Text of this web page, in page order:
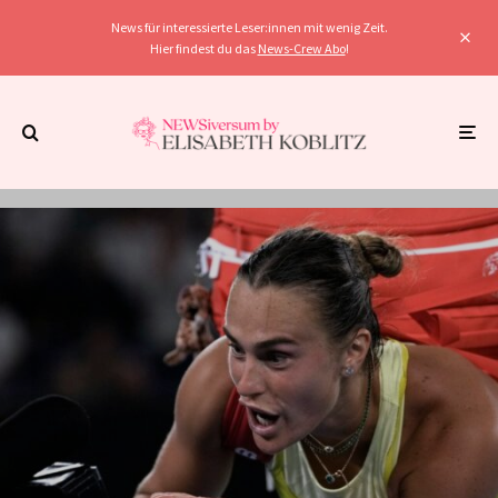
News für interessierte Leser:innen mit wenig Zeit.
Hier findest du das News-Crew Abo!